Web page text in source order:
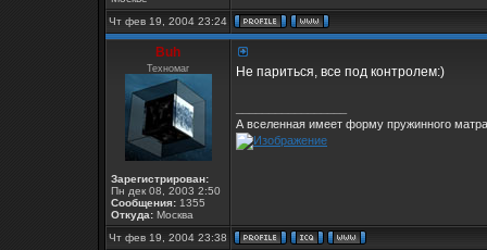
Чт фев 19, 2004 23:24
Buh
Техномаг
Зарегистрирован:
Пн дек 08, 2003 2:50
Сообщения: 1355
Откуда: Москва
Не париться, все под контролем:)
А вселенная имеет форму пружинного
Чт фев 19, 2004 23:38